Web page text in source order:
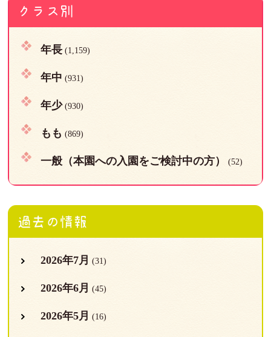
クラス別
年長(1,159)
年中 (931)
年少(930)
もも (869)
一般（本園への入園をご検討中の方） (52)
過去の情報
2026年7月 (31)
2026年6月 (45)
2026年5月 (16)